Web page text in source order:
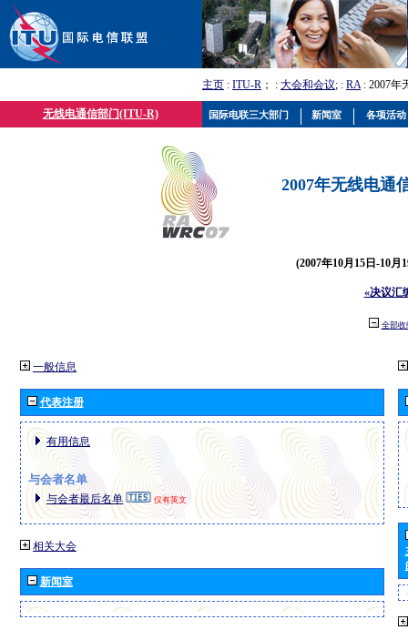
主页 : ITU-R ； : 大会和会议; : RA: 2007年
无线电通信部门(ITU-R)
2007年无线电通
(2007年10月15日-10月
«决议汇
全部收
一般信息
代表注册
有用信息
与会者名单
与会者最后名单 仅有英文
相关大会
新闻室
国际电联三大部门 新闻室 各项活动